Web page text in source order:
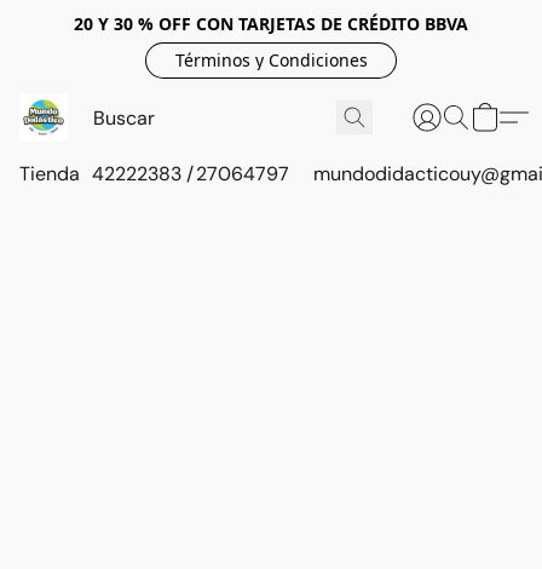
20 Y 30 % OFF CON TARJETAS DE CRÉDITO BBVA
Términos y Condiciones
Tienda 42222383 / 27064797